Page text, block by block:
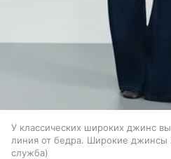
У классических широких джинс
линия от бедра. Широкие джинсы
служба